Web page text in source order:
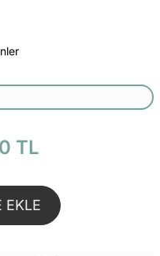
TL
EKLE